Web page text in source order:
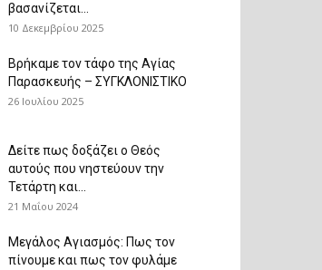
βασανίζεται...
10 Δεκεμβρίου 2025
Βρήκαμε τον τάφο της Αγίας
Παρασκευής – ΣΥΓΚΛΟΝΙΣΤΙΚΟ
26 Ιουλίου 2025
Δείτε πως δοξάζει ο Θεός
αυτούς που νηστεύουν την
Τετάρτη και...
21 Μαΐου 2024
Μεγάλος Αγιασμός: Πως τον
πίνουμε και πως τον φυλάμε